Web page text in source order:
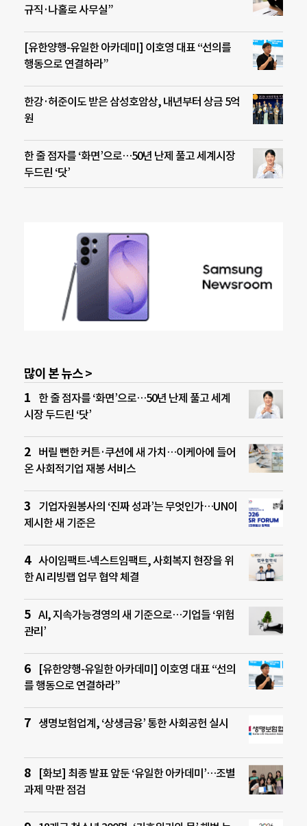
규직·나홀로 사무실”
[유한양행-유일한 아카데미] 이호영 대표 “선의를
행동으로 연결하라”
한강·허준이도 받은 삼성호암상, 내년부터 상금 5억
원
한 줄 점자를 ‘화면’으로…50년 난제 풀고 세계시장
두드린 ‘닷’
많이 본 뉴스 >
한 줄 점자를 ‘화면’으로…50년 난제 풀고 세계
시장 두드린 ‘닷’
버릴 뻔한 커튼·쿠션에 새 가치…이케아에 들어
온 사회적기업 재봉 서비스
기업자원봉사의 ‘진짜 성과’는 무엇인가…UN이
제시한 새 기준은
사이임팩트-넥스트임팩트, 사회복지 현장을 위
한 AI 리빙랩 업무 협약 체결
AI, 지속가능경영의 새 기준으로…기업들 ‘위험
관리’
[유한양행-유일한 아카데미] 이호영 대표 “선의
를 행동으로 연결하라”
생명보험업계, ‘상생금융’ 통한 사회공헌 실시
[화보] 최종 발표 앞둔 ‘유일한 아카데미’…조별
과제 막판 점검